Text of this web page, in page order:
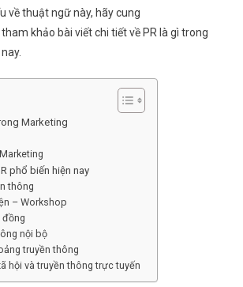
Thức
PR
Nhất
về thuật ngữ này, hãy cung
tham khảo bài viết chi tiết về PR là gì trong
Marketing
phổ biến hiện nay
thông
– Workshop
đồng
nội bộ
truyền thông
hội và truyền thông trực tuyến